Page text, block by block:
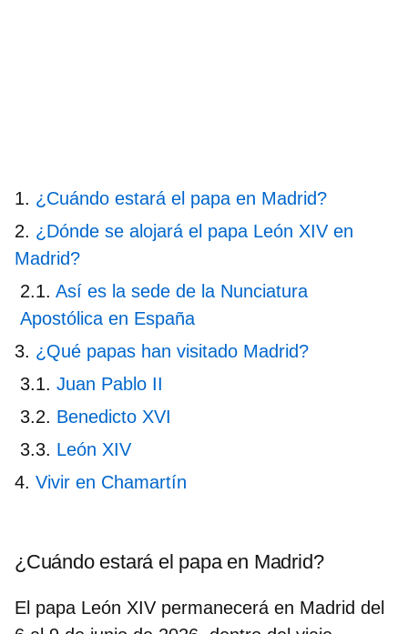
¿Cuándo estará el papa en Madrid?
¿Dónde se alojará el papa León XIV en
Madrid?
Así es la sede de la Nunciatura
Apostólica en España
¿Qué papas han visitado Madrid?
Juan Pablo II
Benedicto XVI
León XIV
Vivir en Chamartín
¿Cuándo estará el papa en Madrid?
El papa León XIV permanecerá en Madrid del